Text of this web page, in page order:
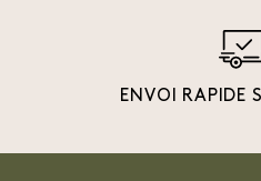
ENVOI RAPIDE